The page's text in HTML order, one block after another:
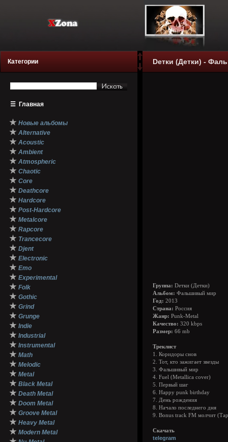
Категории
☰ Главная
★ Новые альбомы
★ Alternative
★ Acoustic
★ Ambient
★ Atmospheric
★ Chaotic
★ Core
★ Deathcore
★ Hardcore
★ Post-Hardcore
★ Metalcore
★ Rapcore
★ Trancecore
★ Djent
★ Electronic
★ Emo
★ Experimental
★ Folk
★ Gothic
★ Grind
★ Grunge
★ Indie
★ Industrial
★ Instrumental
★ Math
★ Melodic
★ Metal
★ Black Metal
★ Death Metal
★ Doom Metal
★ Groove Metal
★ Heavy Metal
★ Modern Metal
Dетки (Детки) -
Группа: Dетки (Детки)
Альбом: Фальшивый мир
Год: 2013
Страна: Россия
Жанр: Punk-Metal
Качество: 320 kbps
Размер: 66 mb
Треклист
1. Коридоры снов
2. Тот, кто зажигает звезды
3. Фальшивый мир
4. Fuel (Metallica cover)
5. Первый шаг
6. Happy punk birthday
7. День рождения
8. Начало последнего дня
9. Bonus track FM молчит
Скачать
telegram